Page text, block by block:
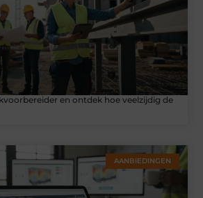
en ontdek hoe veelzijdig de
AANBIEDINGEN